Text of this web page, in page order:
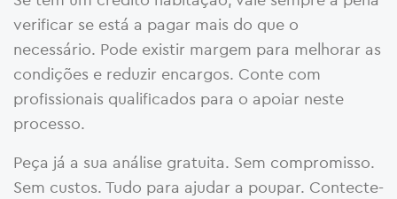
verificar se está a pagar mais do que o
necessário. Pode existir margem para melhorar as
condições e reduzir encargos. Conte com
profissionais qualificados para o apoiar neste
processo.
Peça já a sua análise gratuita. Sem compromisso.
Sem custos. Tudo para ajudar a poupar. Contecte-